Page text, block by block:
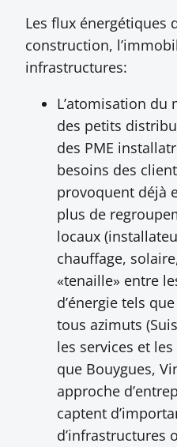
Les flux énergétiques
construction,
infrastructures:
L’atomisation du
des petits
des PME
besoins des
provoquent déjà
plus de
locaux
chauffage,
«tenaille» entre
d’énergie tels
tous azimuts
les services et
que Bouygues,
approche
captent
d’infrastructures